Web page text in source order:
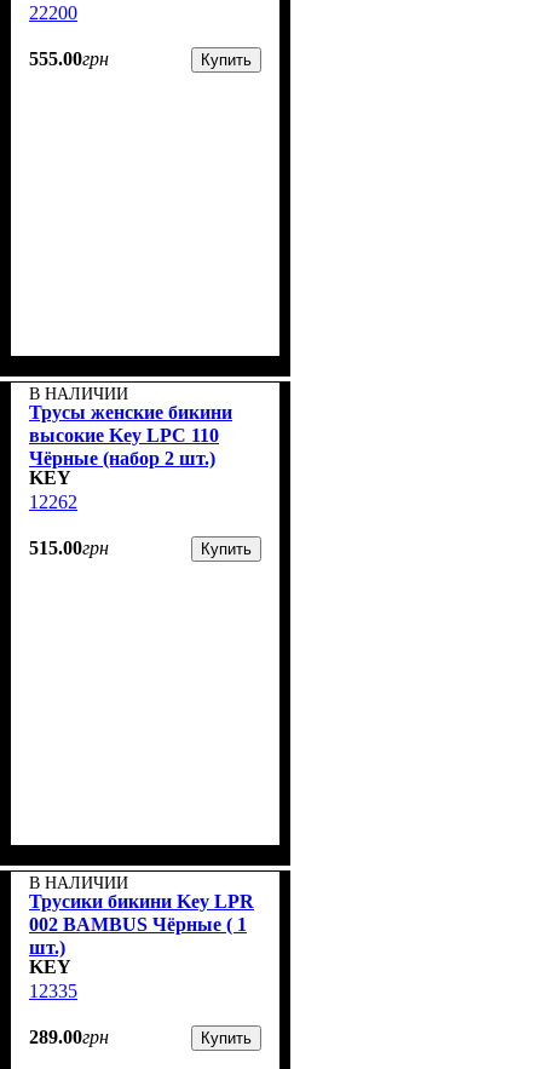
22200
555.00грн Купить
В НАЛИЧИИ
Трусы женские бикини
высокие Key LPC 110
Чёрные (набор 2 шт.)
KEY
12262
515.00грн Купить
В НАЛИЧИИ
Трусики бикини Key LPR
002 BAMBUS Чёрные ( 1
шт.)
KEY
12335
289.00грн Купить